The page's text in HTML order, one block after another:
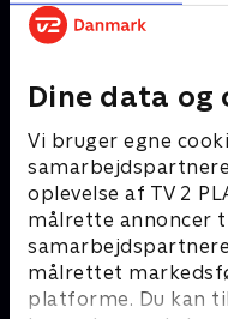
Dine data og
Vi bruger egne
oplevelse af TV 2
målrette annoncer
målrettet
platforme. Du kan
Klovn
Komedie • 11 sæsoner